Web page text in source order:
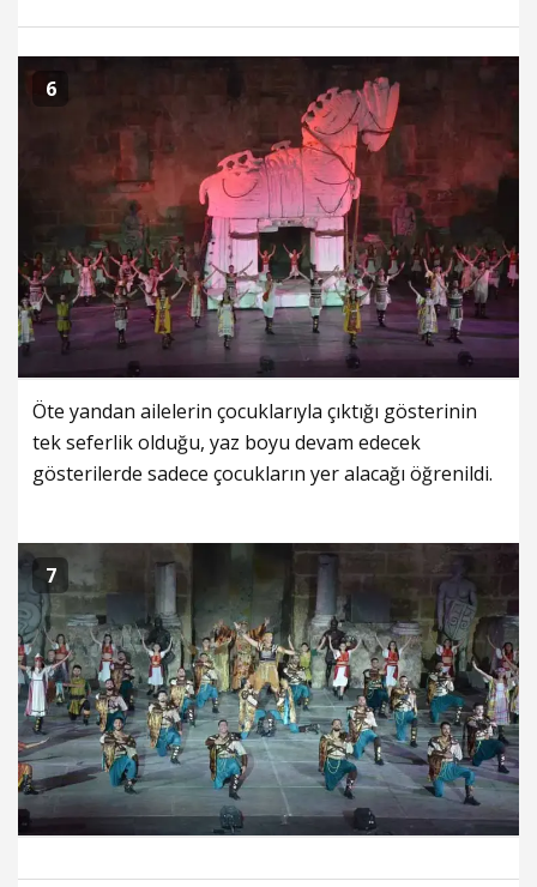
6
Öte yandan ailelerin çocuklarıyla çıktığı gösterinin
tek seferlik olduğu, yaz boyu devam edecek
gösterilerde sadece çocukların yer alacağı öğrenildi.
7